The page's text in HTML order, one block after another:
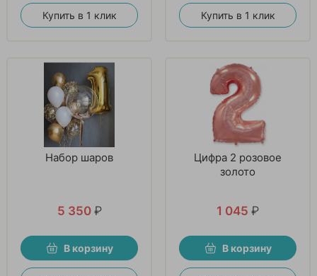
Купить в 1 клик Купить в 1 клик
Набор шаров
5 350 ₽
В корзину
Цифра 2 розовое
золото
1 045 ₽
В корзину